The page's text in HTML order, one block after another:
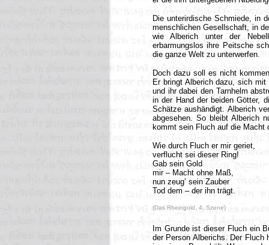
Die unterirdische Schmiede, in
menschlichen Gesellschaft, in
wie Alberich unter der
erbarmungslos ihre Peitsche
die ganze Welt zu unterwerfen.
Doch dazu soll es nicht
Er bringt Alberich dazu, sich
und ihr dabei den Tarnhelm
in der Hand der beiden Götter,
Schätze aushändigt. Alberich
abgesehen. So bleibt Alberich
kommt sein Fluch auf die Macht
Wie durch Fluch er mir geriet,
verflucht sei dieser Ring!
Gab sein Gold
mir – Macht ohne Maß,
nun zeug’ sein Zauber
Tod dem – der ihn trägt.
(Das Rheingold, 4. Szene)
Im Grunde ist dieser Fluch ein
der Person Alberichs. Der